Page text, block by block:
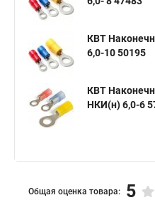
КВТ
6,0-10 50195
КВТ
НКИ(н) 6,0-6
Общая оценка товара: 5